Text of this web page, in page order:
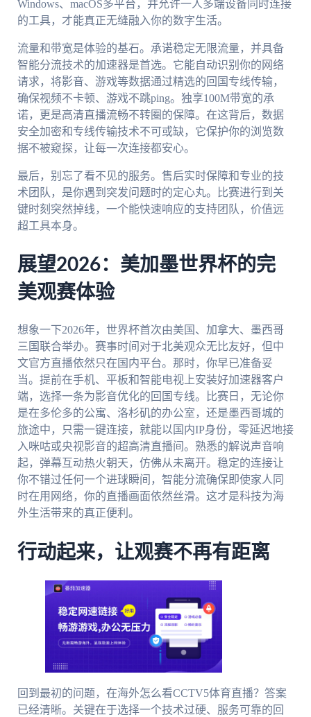
Windows、macOS多平台，并允许一人多端设备同时连接
的工具，才能真正无缝融入你的数字生活。
流量和带宽是体验的基石。承诺稳定无限流量，并具备
智能分流技术的加速器是首选。它能自动识别你的网络
请求，将影音、游戏等数据通过精选的回国专线传输，
确保视频不卡顿、游戏不跳ping。独享100M带宽的承
诺，更是高清直播流畅不转圈的保障。在这背后，数据
安全加密和专线传输技术不可或缺，它保护你的浏览数
据不被窥探，让每一次连接都安心。
最后，别忘了看不见的服务。售后实时保障和专业的技
术团队，是你遇到突发问题时的定心丸。比赛进行到关
键时刻突然掉线，一个能快速响应的支持团队，价值远
超工具本身。
展望2026：美加墨世界杯的完
美观赛体验
想象一下2026年，世界杯首次由美国、加拿大、墨西哥
三国联合举办。赛事时间对于北美观众无比友好，但中
文官方直播依然只在国内平台。那时，你早已准备妥
当。提前在手机、平板和智能电视上安装好加速器客户
端，选择一条为影音优化的回国专线。比赛日，无论你
是在多伦多的公寓、洛杉矶的办公室，还是墨西哥城的
旅途中，只需一键连接，就能以国内IP身份，零延迟地接
入咪咕或央视影音的超高清直播间。熟悉的解说声音响
起，弹幕互动热火朝天，仿佛从未离开。稳定的连接让
你不错过任何一个进球瞬间，智能分流确保即使家人同
时在用网络，你的直播画面依然丝滑。这才是科技为海
外生活带来的真正便利。
行动起来，让观赛不再有距离
回到最初的问题，在海外怎么看CCTV5体育直播？答案
已经清晰。关键在于选择一个技术过硬、服务可靠的回